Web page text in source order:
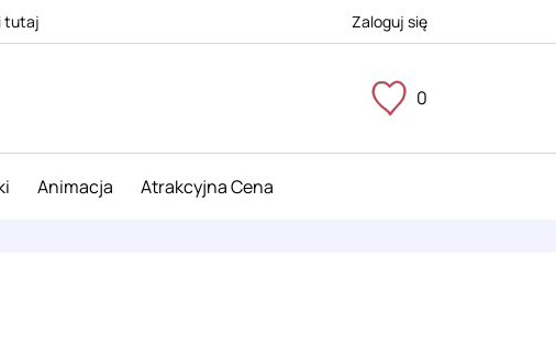
tutaj Zaloguj się
0
Animacja Atrakcyjna Cena